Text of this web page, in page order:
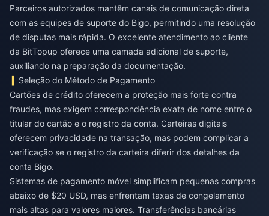
Parceiros autorizados mantêm canais de comunicação direta
com as equipes de suporte do Bigo, permitindo uma resolução
de disputas mais rápida. O excelente atendimento ao cliente
da BitTopup oferece uma camada adicional de suporte,
auxiliando na preparação da documentação.
Seleção do Método de Pagamento
Cartões de crédito oferecem a proteção mais forte contra
fraudes, mas exigem correspondência exata de nome entre o
titular do cartão e o registro da conta. Carteiras digitais
oferecem privacidade na transação, mas podem complicar a
verificação se o registro da carteira diferir dos detalhes da
conta Bigo.
Sistemas de pagamento móvel simplificam pequenas compras
abaixo de $20 USD, mas enfrentam taxas de congelamento
mais altas para valores maiores. Transferências bancárias